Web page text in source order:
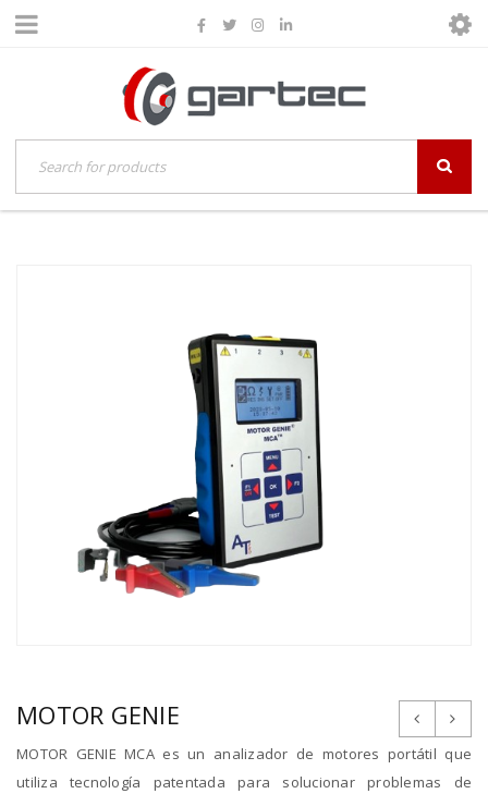
MOTOR GENIE
MOTOR GENIE MCA es un analizador de motores portátil que
utiliza tecnología patentada para solucionar problemas de